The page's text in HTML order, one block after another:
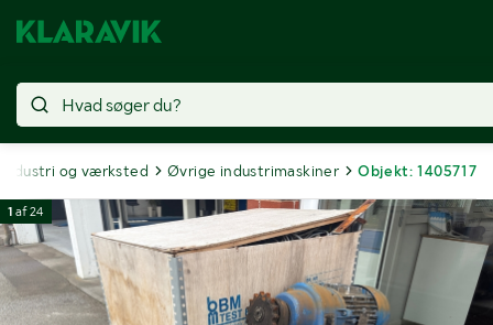
Industri og værksted Øvrige industrimaskiner Objekt: 1405717
1 af24